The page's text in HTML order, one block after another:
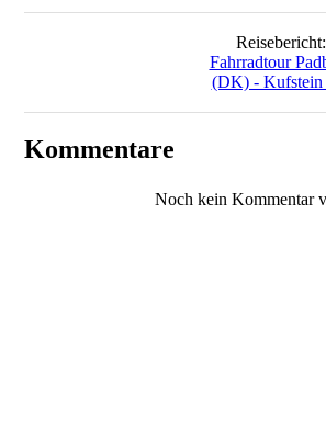
Reisebericht:
Fahrradtour
(DK) -
Kommentare
Noch kein Kommentar